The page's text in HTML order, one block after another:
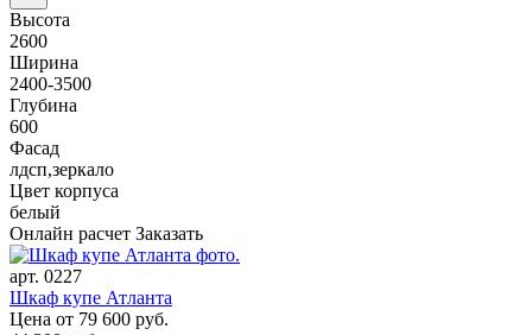
Высота
2600
Ширина
2400-3500
Глубина
600
Фасад
лдсп,зеркало
Цвет корпуса
белый
Онлайн расчет Заказать
арт. 0227
Шкаф купе Атланта
Цена от 79 600 руб.